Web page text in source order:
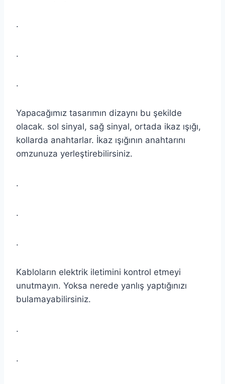
.
.
.
Yapacağımız tasarımın dizaynı bu şekilde
olacak. sol sinyal, sağ sinyal, ortada ikaz ışığı,
kollarda anahtarlar. İkaz ışığının anahtarını
omzunuza yerleştirebilirsiniz.
.
.
.
Kabloların elektrik iletimini kontrol etmeyi
unutmayın. Yoksa nerede yanlış yaptığınızı
bulamayabilirsiniz.
.
.